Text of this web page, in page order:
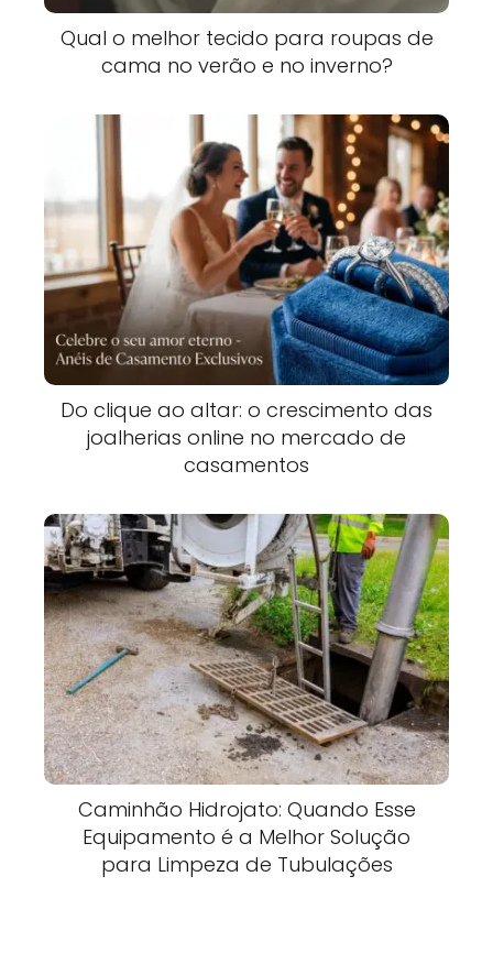
Qual o melhor tecido para roupas de
cama no verão e no inverno?
Do clique ao altar: o crescimento das
joalherias online no mercado de
casamentos
Caminhão Hidrojato: Quando Esse
Equipamento é a Melhor Solução
para Limpeza de Tubulações